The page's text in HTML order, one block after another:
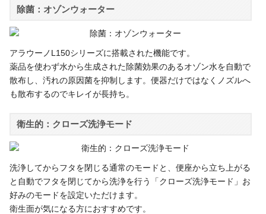
除菌：オゾンウォーター
アラウーノL150シリーズに搭載された機能です。
薬品を使わず水から生成された除菌効果のあるオゾン水を自動で
散布し、汚れの原因菌を抑制します。便器だけではなくノズルへ
も散布するのでキレイが長持ち。
衛生的：クローズ洗浄モード
洗浄してからフタを閉じる通常のモードと、便座から立ち上がる
と自動でフタを閉じてから洗浄を行う「クローズ洗浄モード」お
好みのモードを設定いただけます。
衛生面が気になる方におすすめです。